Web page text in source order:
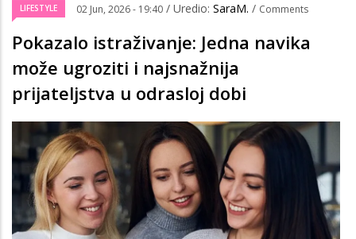
LIFESTYLE 02 Jun, 2026 - 19:40 / Uredio: SaraM. / Comments
Pokazalo istraživanje: Jedna navika
može ugroziti i najsnažnija
prijateljstva u odrasloj dobi